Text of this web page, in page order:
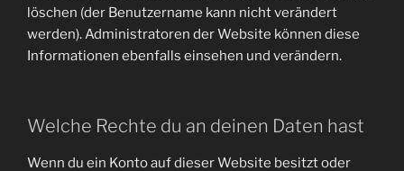
löschen (der Benutzername kann nicht verändert
werden). Administratoren der Website können diese
Informationen ebenfalls einsehen und verändern.
Welche Rechte du an deinen Daten hast
Wenn du ein Konto auf dieser Website besitzt oder